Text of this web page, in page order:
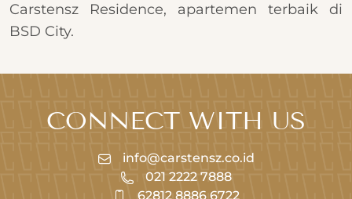
Carstensz Residence, apartemen terbaik di
BSD City.
CONNECT WITH US
info@carstensz.co.id
021 2222 7888
62812 8886 6722